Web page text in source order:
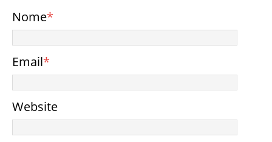
Nome*
Email*
Website